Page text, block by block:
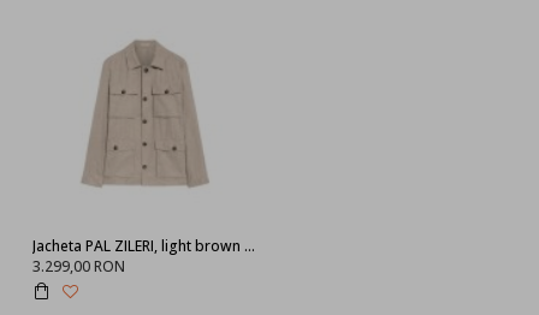
Jacheta PAL ZILERI, light brown viscose field jacket
3.299,00 RON